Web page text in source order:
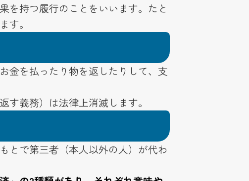
を持つ履行のことをいいます。たと
す。
金を払ったり物を返したりして、支
義務）は法律上消滅します。
とで第三者（本人以外の人）が代わ